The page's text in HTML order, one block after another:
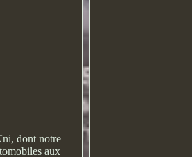
dont notre
aux